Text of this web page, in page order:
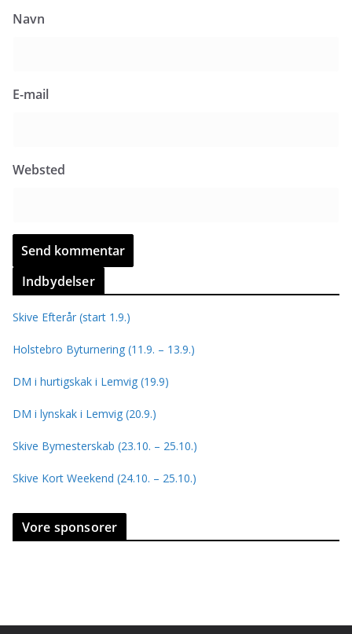
Navn
E-mail
Websted
Indbydelser
Skive Efterår (start 1.9.)
Holstebro Byturnering (11.9. – 13.9.)
DM i hurtigskak i Lemvig (19.9)
DM i lynskak i Lemvig (20.9.)
Skive Bymesterskab (23.10. – 25.10.)
Skive Kort Weekend (24.10. – 25.10.)
Vore sponsorer